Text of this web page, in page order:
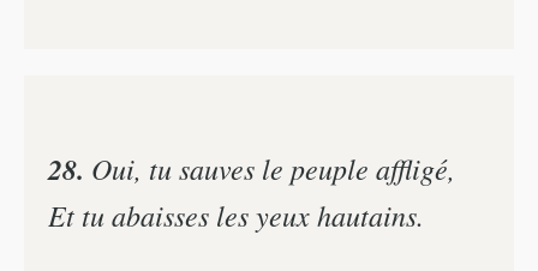
28. Oui, tu sauves le peuple affligé,
Et tu abaisses les yeux hautains.